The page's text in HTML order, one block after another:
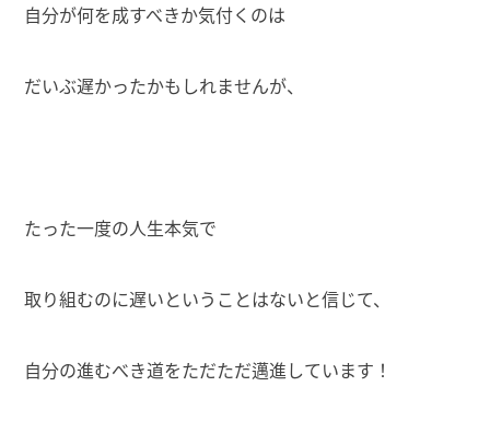
自分が何を成すべきか気付くのは
だいぶ遅かったかもしれませんが、
たった一度の人生本気で
取り組むのに遅いということはないと信じて、
自分の進むべき道をただただ邁進しています！